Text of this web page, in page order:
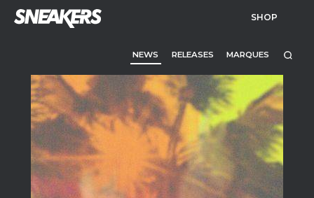
SHOP
NEWS RELEASES MARQUES